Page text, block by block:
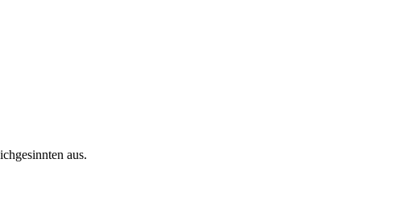
aus.